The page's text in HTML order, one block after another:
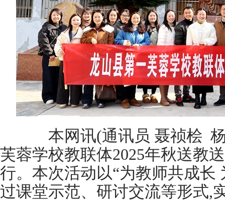
本网讯(通讯员 聂祯桧 杨
芙蓉学校教联体2025年秋送教
行。本次活动以“为教师共成长
过课堂示范、研讨交流等形式,